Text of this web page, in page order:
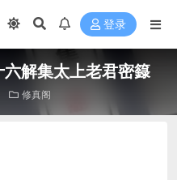
登录
解集太上老君密籙
修真阁